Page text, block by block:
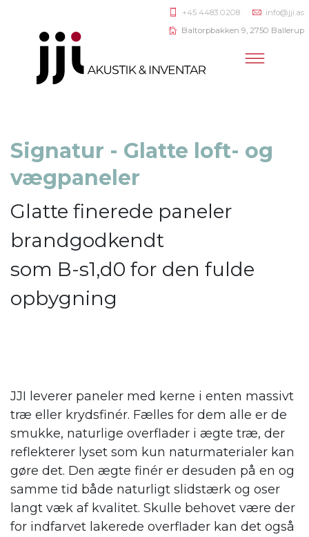
+45 4483 0208
info@jji.as
Baltorpbakken 9, 2750 Ballerup
Signatur - Glatte loft- og
vægpaneler
Glatte finerede paneler
brandgodkendt
som B-s1,d0 for den fulde
opbygning
JJI leverer paneler med kerne i enten massivt
træ eller krydsfinér. Fælles for dem alle er de
smukke, naturlige overflader i ægte træ, der
reflekterer lyset som kun naturmaterialer kan
gøre det. Den ægte finér er desuden på en og
samme tid både naturligt slidstærk og oser
langt væk af kvalitet. Skulle behovet være der
for indfarvet lakerede overflader kan det også